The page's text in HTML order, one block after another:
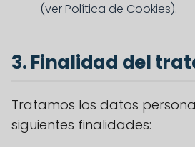
(ver Política de Cookies).
3. Finalidad del
Tratamos los datos
siguientes finalidades: